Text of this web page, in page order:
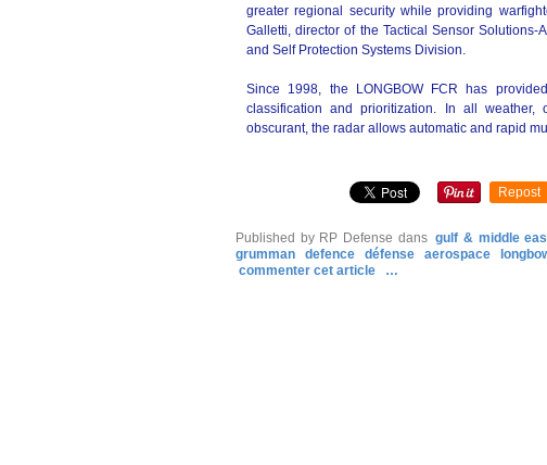
greater regional security while providing
Galletti, director of the Tactical Sensor Solutions-
and Self Protection Systems Division.
Since 1998, the LONGBOW FCR has
classification and prioritization. In all
obscurant, the radar allows automatic and rapid
Repost
Published by RP Defense dans gulf & middle
grumman
defence défense aerospace
commenter cet article
…